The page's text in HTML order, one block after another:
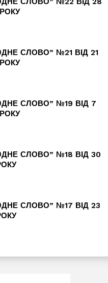
СЛОВО” №21 ВІД 21
СЛОВО” №19 ВІД 7
СЛОВО” №18 ВІД 30
СЛОВО” №17 ВІД 23